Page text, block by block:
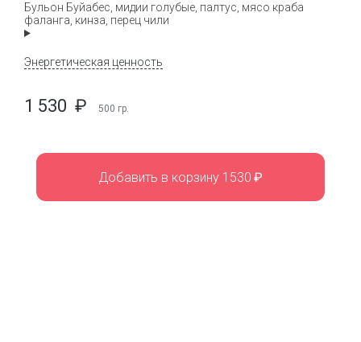
Бульон Буйабес, мидии голубые, палтус, мясо краба
фаланга, кинза, перец чили
Энергетическая ценность
1 530 ₽ 500 гр.
Добавить в корзину 1530 ₽